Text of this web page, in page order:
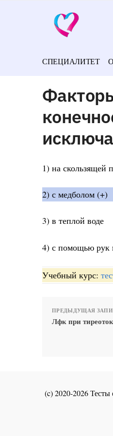
СПЕЦИАЛИТЕТ
1) на скользящей
2) с медболом (+)
3) в теплой воде
4) с помощью рук
Учебный курс:
ПРЕДЫДУЩАЯ
Лфк при
(c) 2020-2026